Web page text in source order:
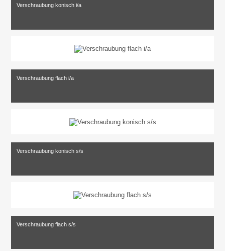
Verschraubung konisch i/a
Verschraubung flach i/a
Verschraubung konisch s/s
Verschraubung flach s/s